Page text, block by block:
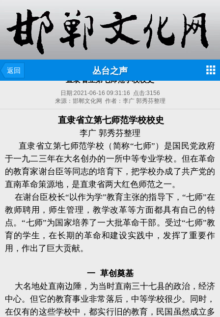
返回 丛台之声
直隶省立第七师范学校校史
日期:2021-06-16 09:31:16 点击:3156
来源：邯郸文化网 作者：李广 郭秀芬整理
直隶省立第七师范学校校史
李广 郭秀芬整理
直隶省立第七师范学校（简称“七师”）是国民党政府
于一九二三年在大名创办的一所中等专业学校。但在革命
的教育家谢台臣等同志的培育下，把学校办成了共产党的
直南革命策源地，是直隶省两大红色师范之一。
在谢台臣校长“以作为学”教育主张的指导下，“七师”在
教师聘用，师生管理，教学改革等方面都具有自己的特
点。“七师”为国家培养了一大批革命干部。受过“七师”教
育的学生，在长期的革命和建设实践中，发挥了重要作
用，作出了巨大贡献。
一 草创奠基
大名地处直南边陲，为当时直南三十七县的政治，经济
中心。但它的教育事业非常落后，中等学校很少。同时，
在仅有的这些学校中，都实行旧的教育，民国虽然成立多